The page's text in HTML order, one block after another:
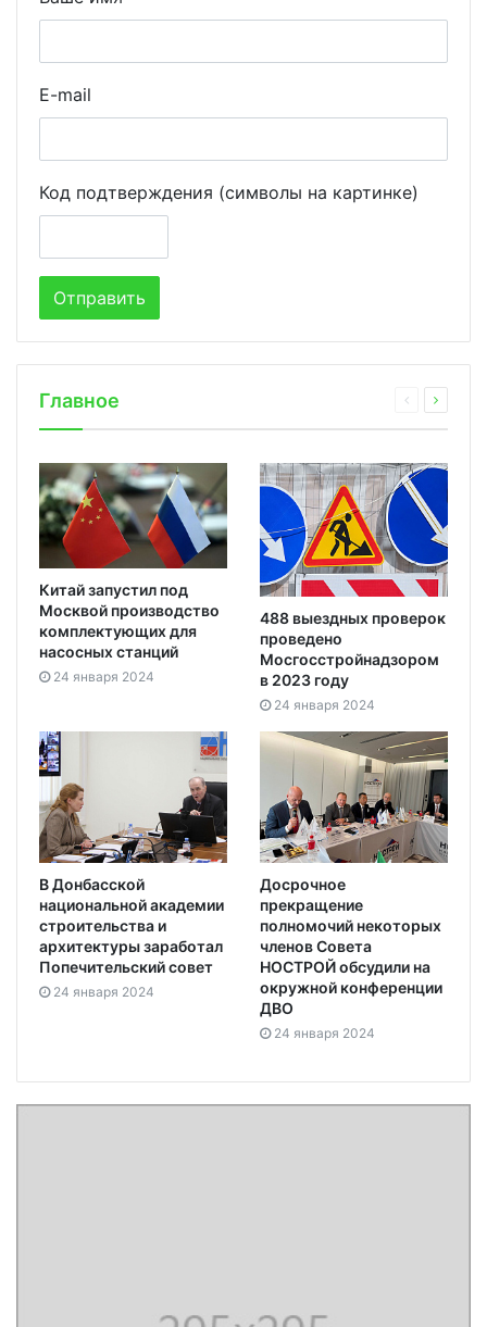
E-mail
Код подтверждения (символы на картинке)
Главное
Китай запустил под
Москвой производство
комплектующих для
насосных станций
24 января 2024
488 выездных проверок
проведено
Мосгосстройнадзором
в 2023 году
24 января 2024
В Донбасской
национальной академии
строительства и
архитектуры заработал
Попечительский совет
24 января 2024
Досрочное
прекращение
полномочий некоторых
членов Совета
НОСТРОЙ обсудили на
окружной конференции
ДВО
24 января 2024